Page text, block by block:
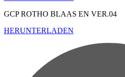
GCP ROTHO BLAAS EN VER.04
HERUNTERLADEN